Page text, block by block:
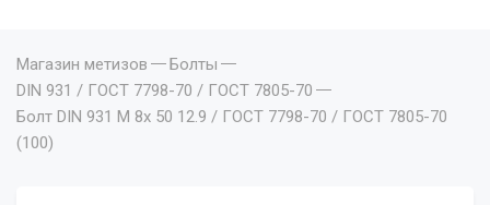
Магазин метизов
Болты
DIN 931 / ГОСТ 7798-70 / ГОСТ 7805-70
Болт DIN 931 M 8x 50 12.9 / ГОСТ 7798-70 / ГОСТ 7805-70
(100)